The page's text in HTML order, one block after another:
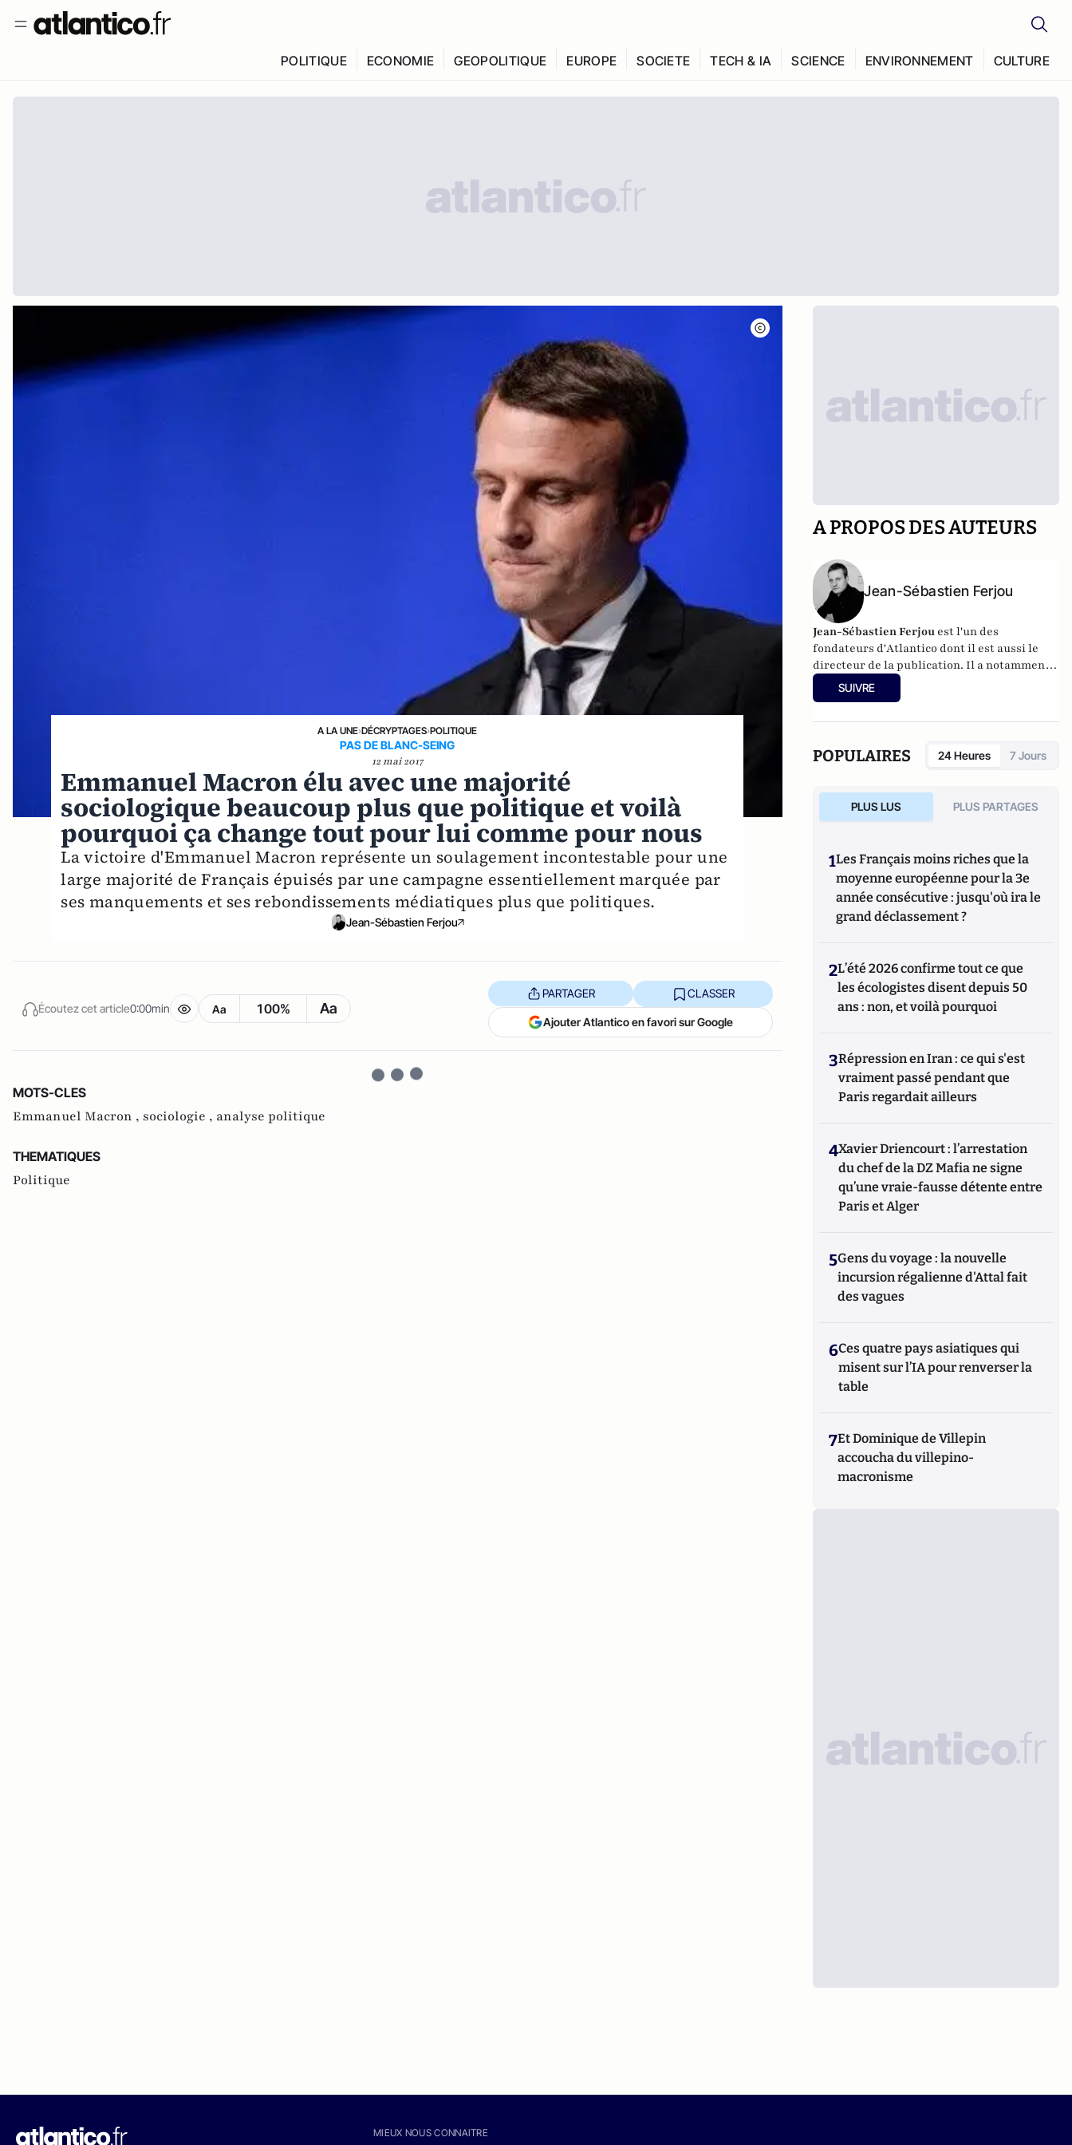
POLITIQUE ECONOMIE GEOPOLITIQUE EUROPE SOCIETE TECH & IA SCIENCE ENVIRONNEMENT CULTURE
A LA UNE›DÉCRYPTAGES›POLITIQUE
PAS DE BLANC-SEING
12 mai 2017
Emmanuel Macron élu avec une majorité
sociologique beaucoup plus que politique et voilà
pourquoi ça change tout pour lui comme pour nous
La victoire d'Emmanuel Macron représente un soulagement incontestable pour une
large majorité de Français épuisés par une campagne essentiellement marquée par
ses manquements et ses rebondissements médiatiques plus que politiques.
Jean-Sébastien Ferjou
Écoutez cet article0:00min Aa 100% Aa
PARTAGER CLASSER
Ajouter Atlantico en favori sur Google
MOTS-CLES
Emmanuel Macron , sociologie , analyse politique
THEMATIQUES
Politique
A PROPOS DES AUTEURS
Jean-Sébastien Ferjou
Jean-Sébastien Ferjou est l'un des
fondateurs d'Atlantico dont il est aussi le
directeur de la publication. Il a notamment
travaillé à LCI, pour TF1 et fait de la
production télévisuelle.
SUIVRE
POPULAIRES 24 Heures 7 Jours
PLUS LUS PLUS PARTAGES
1Les Français moins riches que la
moyenne européenne pour la 3e
année consécutive : jusqu'où ira le
grand déclassement ?
2L’été 2026 confirme tout ce que
les écologistes disent depuis 50
ans : non, et voilà pourquoi
3Répression en Iran : ce qui s'est
vraiment passé pendant que
Paris regardait ailleurs
4Xavier Driencourt : l’arrestation
du chef de la DZ Mafia ne signe
qu’une vraie-fausse détente entre
Paris et Alger
5Gens du voyage : la nouvelle
incursion régalienne d'Attal fait
des vagues
6Ces quatre pays asiatiques qui
misent sur l’IA pour renverser la
table
7Et Dominique de Villepin
accoucha du villepino-
macronisme
MIEUX NOUS CONNAITRE